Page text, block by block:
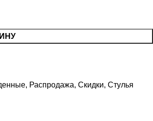
, Распродажа, Скидки, Стулья